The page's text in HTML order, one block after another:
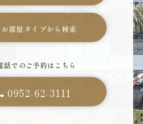
お部屋タイプから検索
話でのご予約はこちら
0952-62-3111